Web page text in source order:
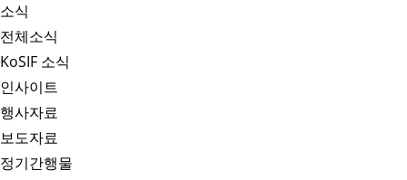
소식
전체소식
KoSIF 소식
인사이트
행사자료
보도자료
정기간행물